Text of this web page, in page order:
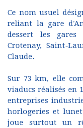
Ce nom usuel
reliant la gare
dessert les gares
Crotenay, Saint-
Claude.
Sur 73 km, elle
viaducs réalisés en
entreprises
horlogeries et
joue surtout un